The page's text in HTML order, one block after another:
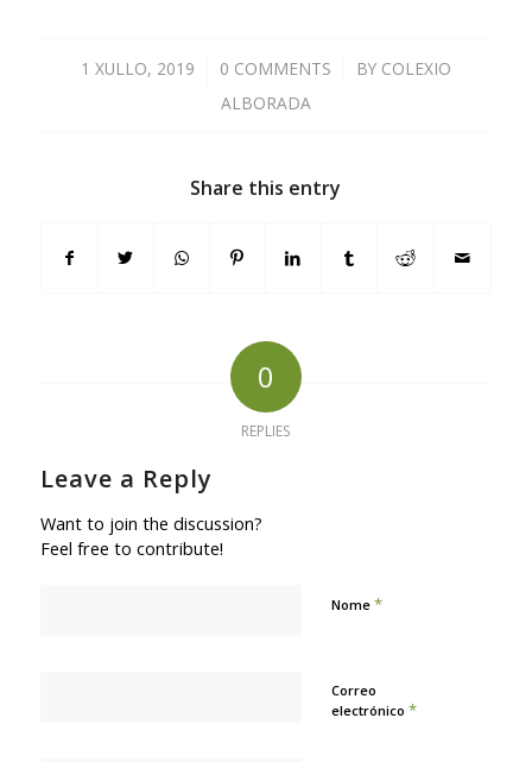
1 XULLO, 2019
/ 0 COMMENTS
/ BY COLEXIO
ALBORADA
Share this entry
0
REPLIES
Leave a Reply
Want to join the discussion?
Feel free to contribute!
Nome *
Correo
electrónico *